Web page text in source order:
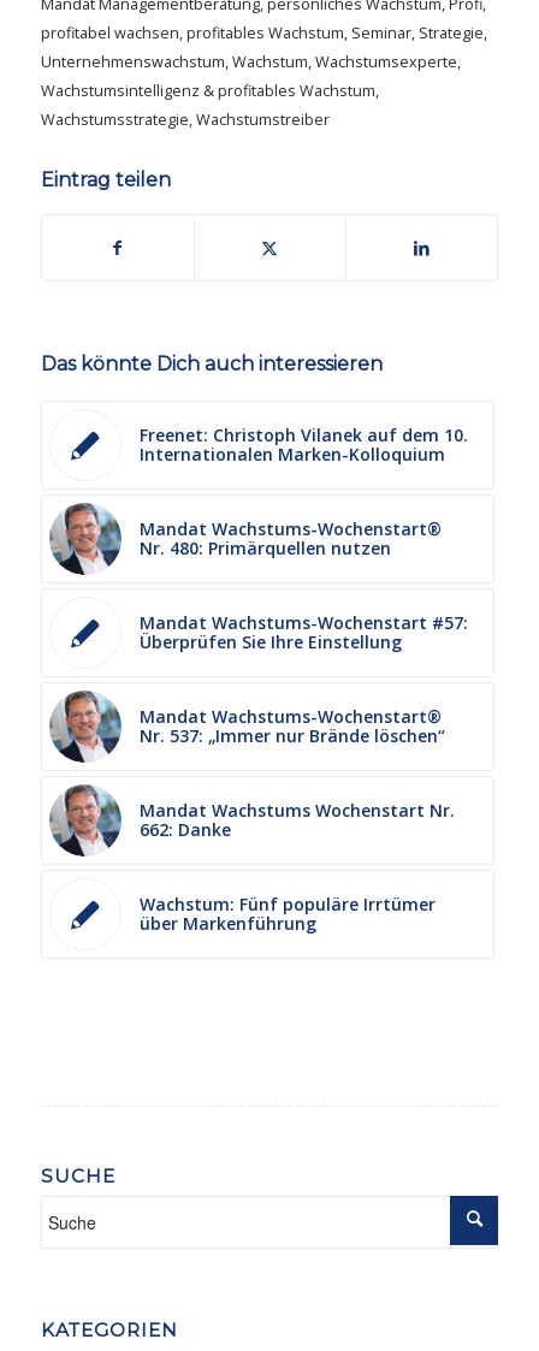
profitabel wachsen,profitables Wachstum, Seminar, Strategie,
Unternehmenswachstum,Wachstum,Wachstumsexperte,
Wachstumsintelligenz & profitables Wachstum,
Wachstumsstrategie,Wachstumstreiber
Eintrag teilen
Das könnte Dich auch interessieren
Freenet: Christoph Vilanek auf dem 10.
Internationalen Marken-Kolloquium
Mandat Wachstums-Wochenstart®
Nr. 480: Primärquellen nutzen
Mandat Wachstums-Wochenstart #57:
Überprüfen Sie Ihre Einstellung
Mandat Wachstums-Wochenstart®
Nr. 537: „Immer nur Brände löschen“
Mandat Wachstums Wochenstart Nr.
662: Danke
Wachstum: Fünf populäre Irrtümer
über Markenführung
SUCHE
KATEGORIEN